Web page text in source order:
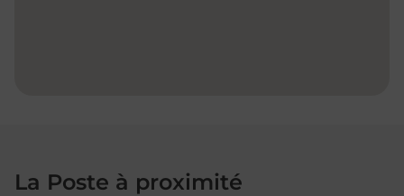
La Poste à proximité